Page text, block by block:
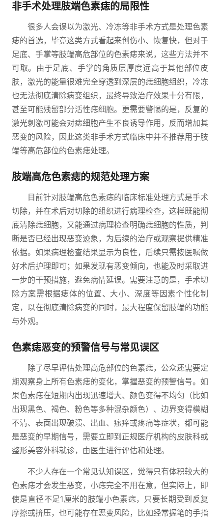
非手术处理肢端色素痣的局限性
很多人会误以为激光、冷冻等非手术方式是处理色素
痣的首选，毕竟这类方式看起来创伤小、恢复快，但对于
足底、手掌等肢端高危部位的色素痣来说，这些方法并不
可取。由于足底、手掌的角质层厚度远高于其他部位皮
肤，激光的能量很难完全穿透到深层的痣细胞组织，冷冻
也无法彻底清除病变组织，最终导致治疗效果十分有限，
甚至可能残留部分活性痣细胞。更需要警惕的是，反复的
激光刺激可能会对痣细胞产生不良诱导作用，反而增加其
恶变的风险，因此这类非手术方式临床中并不推荐用于肢
端等高危部位的色素痣处理。
肢端高危色素痣的规范处理方案
目前针对肢端高危色素痣的临床标准处理方式是手术
切除，并在术后对切除的组织进行病理检查，这样既能彻
底清除痣细胞，又能通过病理检查明确痣细胞的性质，判
断是否已经出现恶变迹象，为后续的治疗或观察提供精准
依据。如果病理检查结果显示为良性，后续只需按医嘱做
好术后护理即可；如果发现有恶变倾向，也能及时采取进
一步的干预措施，避免病情延误。需要注意的是，手术切
除方案需根据痣体的位置、大小、深度等因素个性化制
定，以在彻底清除病变的同时，最大程度保留肢端的功能
与外观。
色素痣恶变的预警信号与常见误区
除了尽早评估处理高危部位的色素痣，公众还需要定
期观察身上所有色素痣的变化，掌握恶变的预警信号。如
果色素痣在短期内出现迅速增大、颜色变得不均匀（比如
出现黑色、褐色、粉色等多种混杂颜色）、边界变得模糊
不清、表面出现破溃、出血、瘙痒或疼痛等症状，都可能
是恶变的早期信号，需要立即到正规医疗机构的皮肤科或
整形美容外科就诊，由医生进行评估和处理。
不少人存在一个常见认知误区，觉得只有体积较大的
色素痣才会发生恶变，小痣完全不用在意，但实际上，即
使是直径不足1厘米的肢端小色素痣，只要长期受到反复
摩擦或挤压，也可能存在恶变风险，比如经常握笔的手指